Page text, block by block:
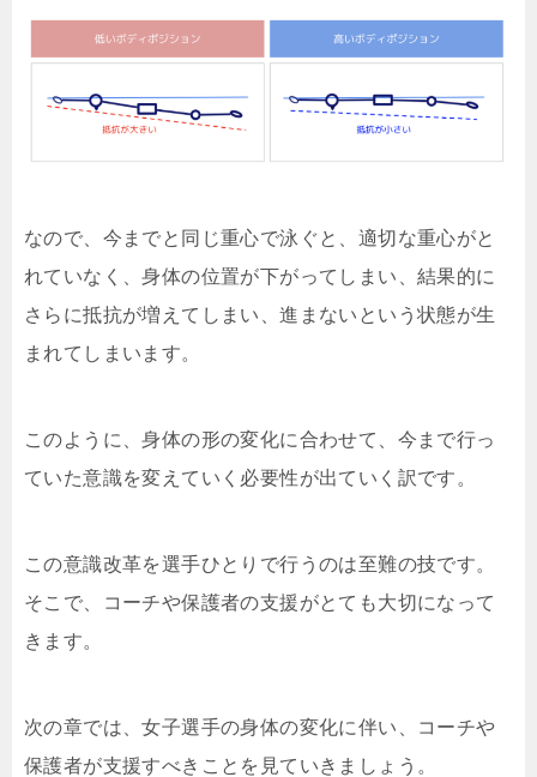
なので、今までと同じ重心で泳ぐと、適切な重心がと
れていなく、身体の位置が下がってしまい、結果的に
さらに抵抗が増えてしまい、進まないという状態が生
まれてしまいます。
このように、身体の形の変化に合わせて、今まで行っ
ていた意識を変えていく必要性が出ていく訳です。
この意識改革を選手ひとりで行うのは至難の技です。
そこで、コーチや保護者の支援がとても大切になって
きます。
次の章では、女子選手の身体の変化に伴い、コーチや
保護者が支援すべきことを見ていきましょう。